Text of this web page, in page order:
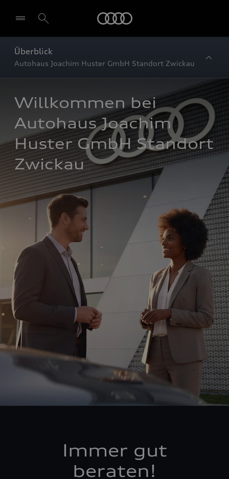
Überblick
Autohaus Joachim Huster GmbH Standort Zwickau
Willkommen bei
Autohaus Joachim
Huster GmbH Standort
Zwickau
Immer gut
beraten!